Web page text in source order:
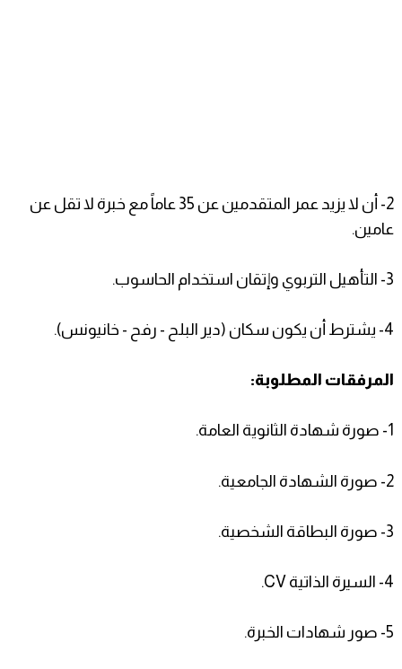
2- أن لا يزيد عمر المتقدمين عن 35 عاماً مع خبرة لا تقل عن
عامين.
3- التأهيل التربوي وإتقان استخدام الحاسوب.
4- يشترط أن يكون سكان (دير البلح - رفح - خانيونس).
المرفقات المطلوبة:
1- صورة شهادة الثانوية العامة.
2- صورة الشهادة الجامعية.
3- صورة البطاقة الشخصية.
4- السيرة الذاتية CV.
5- صور شهادات الخبرة.